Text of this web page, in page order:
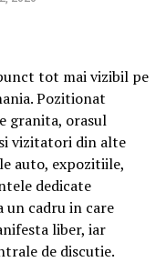
pline de viață,
intră în
februarie.
pentru data de
Night” organizată în
Cinema City unde
„În pielea mea”
tot mai vizibil pe
Pozitionat
granita, orasul
vizitatori din alte
auto, expozitiile,
dedicate
un cadru in care
liber, iar
de discutie.